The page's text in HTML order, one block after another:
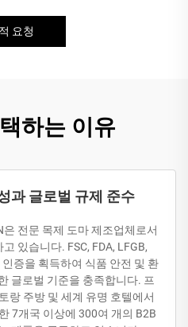
요청
하는 이유
과 글로벌 규제 준수
은 전문 목제 도마 제조업체로서
있습니다. FSC, FDA, LFGB,
인증을 획득하여 식품 안전 및 환
글로벌 기준을 충족합니다. 프
랑 주방 및 세계 유명 호텔에서
7개국 이상에 300여 개의 B2B